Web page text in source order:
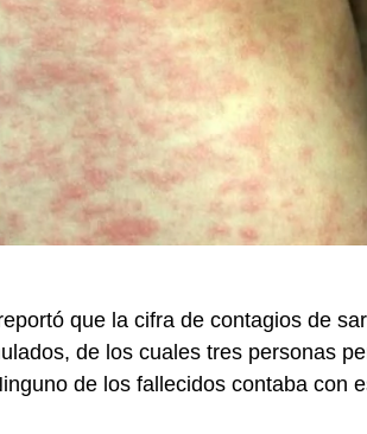
que la cifra de contagios de
de los cuales tres personas
de los fallecidos contaba con